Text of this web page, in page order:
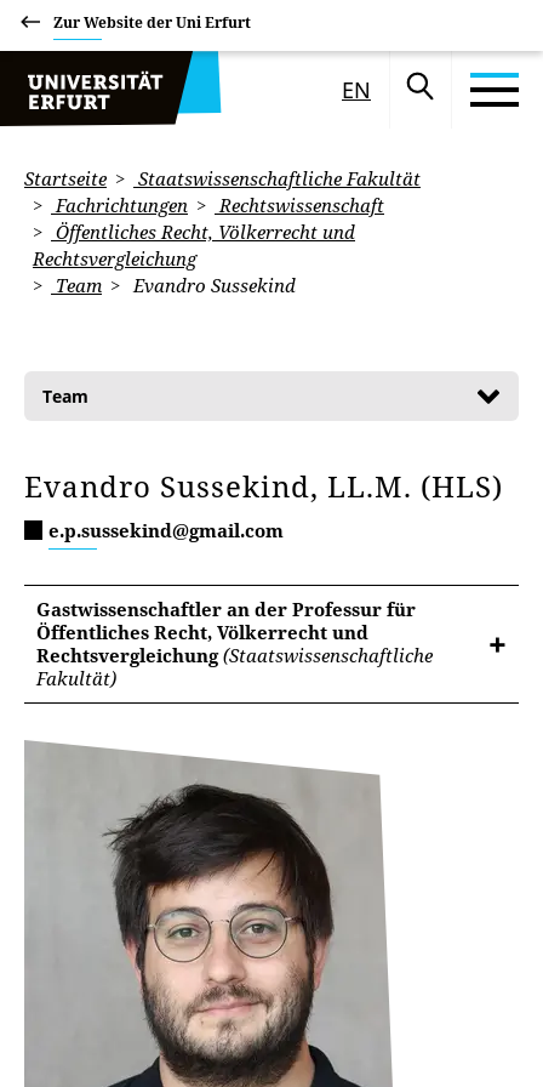
Zur Website der Uni Erfurt
EN
Startseite
Staatswissenschaftliche Fakultät
Fachrichtungen
Rechtswissenschaft
Öffentliches Recht, Völkerrecht und
Rechtsvergleichung
Team
Evandro Sussekind
Team
Evandro Sussekind, LL.M. (HLS)
e.p.sussekind@gmail.com
Gastwissenschaftler an der Professur für
Öffentliches Recht, Völkerrecht und
Rechtsvergleichung(Staatswissenschaftliche
Fakultät)